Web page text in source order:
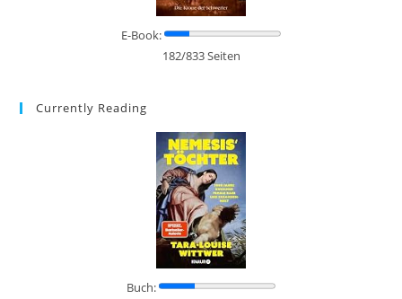
E-Book:
182/833 Seiten
Currently Reading
Buch: